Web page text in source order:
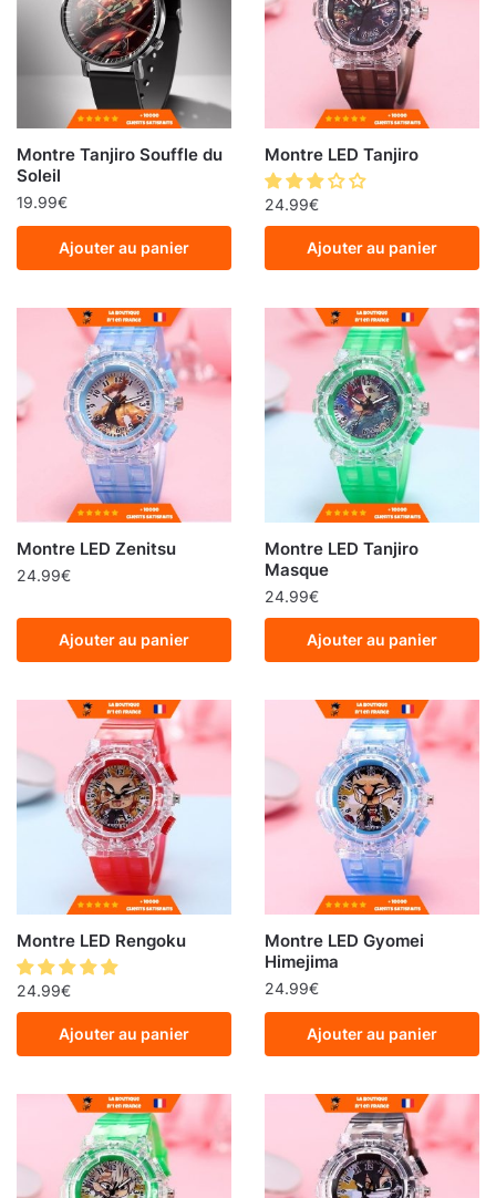
Montre Tanjiro Souffle du
Soleil
19.99€
Ajouter au panier
Montre LED Tanjiro
24.99€
Ajouter au panier
Montre LED Zenitsu
24.99€
Ajouter au panier
Montre LED Tanjiro
Masque
24.99€
Ajouter au panier
Montre LED Rengoku
24.99€
Ajouter au panier
Montre LED Gyomei
Himejima
24.99€
Ajouter au panier